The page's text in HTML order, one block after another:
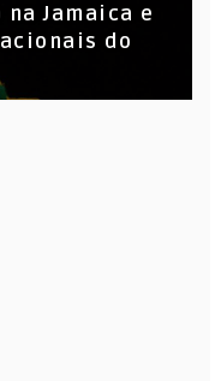
Jamaica e
do
Raíz e DJ